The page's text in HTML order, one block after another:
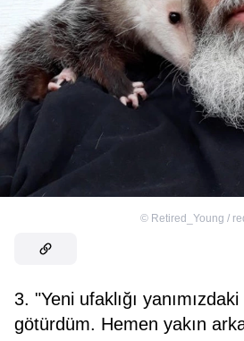
© Retired_Young /
3. "Yeni ufaklığı
götürdüm. Hemen yakın